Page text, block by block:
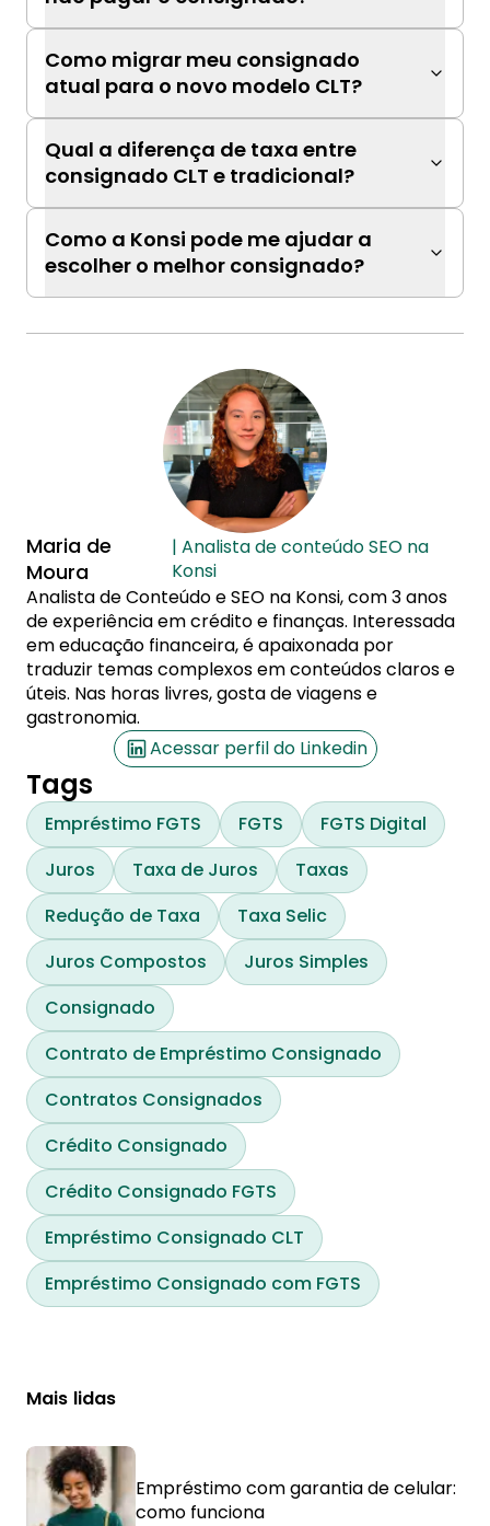
Como migrar meu consignado
atual para o novo modelo CLT?
Qual a diferença de taxa entre
consignado CLT e tradicional?
Como a Konsi pode me ajudar a
escolher o melhor consignado?
Maria de
Moura
| Analista de conteúdo SEO na
Konsi
Analista de Conteúdo e SEO na Konsi, com 3 anos
de experiência em crédito e finanças. Interessada
em educação financeira, é apaixonada por
traduzir temas complexos em conteúdos claros e
úteis. Nas horas livres, gosta de viagens e
gastronomia.
Acessar perfil do Linkedin
Tags
Empréstimo FGTS FGTS
FGTS Digital
Juros
Taxa de Juros
Taxas
Redução de Taxa
Taxa Selic
Juros Compostos
Juros Simples
Consignado
Contrato de Empréstimo Consignado
Contratos Consignados
Crédito Consignado
Crédito Consignado FGTS
Empréstimo Consignado CLT
Empréstimo Consignado com FGTS
Mais lidas
Empréstimo com garantia de celular:
como funciona